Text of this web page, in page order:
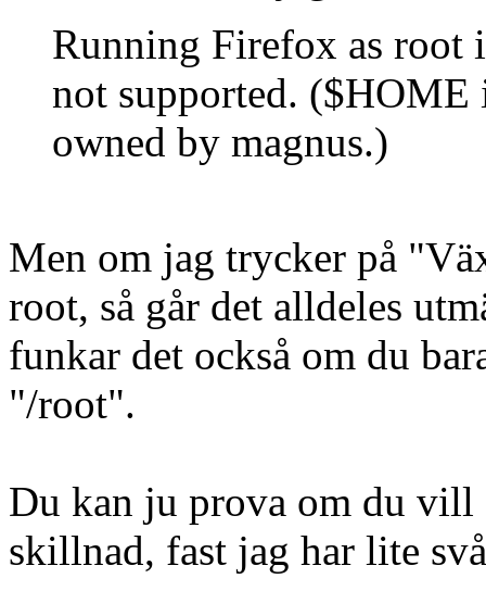
Running Firefox as root
not supported. ($HOME
owned by magnus.)
Men om jag trycker på
root, så går det alldeles
funkar det också om du
"/root".
Du kan ju prova om du vill
skillnad, fast jag har lite